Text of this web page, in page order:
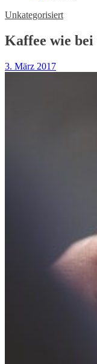
Unkategorisiert
Kaffee wie bei
3. März 2017